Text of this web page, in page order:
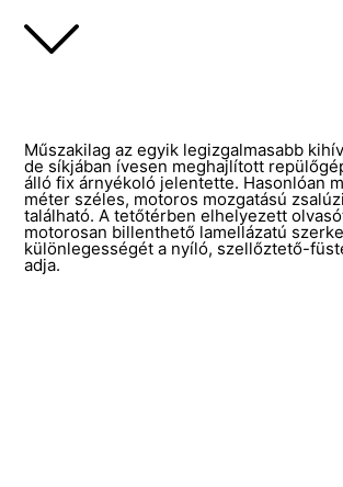
Műszakilag az egyik legizgalmasabb
de síkjában ívesen meghajlított
álló fix árnyékoló jelentette. Hasonlóan
méter széles, motoros mozgatású
található. A tetőtérben elhelyezett
motorosan billenthető lamellázatú
különlegességét a nyíló, szellőztető-
adja.